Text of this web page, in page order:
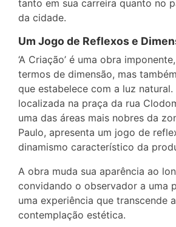
tanto em sua carreira quanto no
da cidade.
Um Jogo de Reflexos e
‘A Criação’ é uma obra
termos de dimensão, mas
que estabelece com a luz natural.
localizada na praça da rua
uma das áreas mais nobres da
Paulo, apresenta um jogo de
dinamismo característico da
A obra muda sua aparência ao
convidando o observador a uma
uma experiência que transcende
contemplação estética.